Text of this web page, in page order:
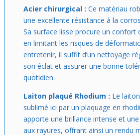
Acier chirurgical : Ce matériau
une excellente résistance à la
Sa surface lisse procure un
en limitant les risques de
entretenir, il suffit d’un nettoyage
son éclat et assurer une bonne
quotidien.
Laiton plaqué Rhodium : Le
sublimé ici par un plaquage en
apporte une brillance intense et
aux rayures, offrant ainsi un rendu